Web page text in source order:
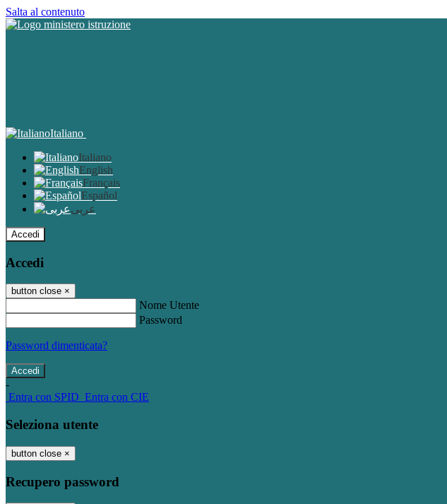
Salta al contenuto
Italiano
Italiano
English
Français
Español
عربى
Accedi
Accedi
button close ×
Nome Utente
Password
Password dimenticata?
-
Entra con SPID Entra con CIE
Seleziona utente
button close ×
Recupero password